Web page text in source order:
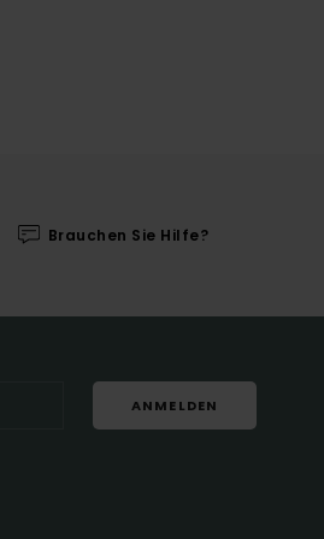
Brauchen Sie Hilfe?
ANMELDEN